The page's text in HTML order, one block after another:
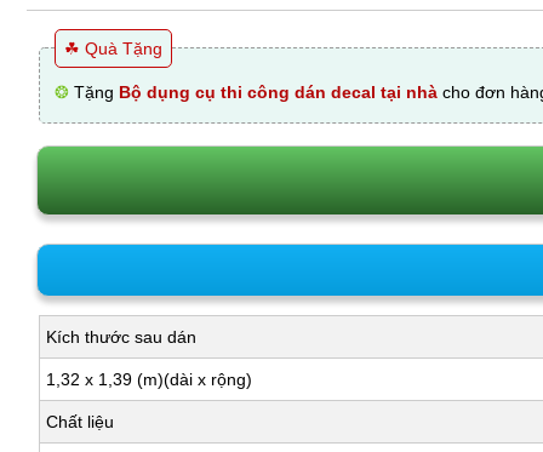
☘ Quà Tặng
❂ Tặng Bộ dụng cụ thi công dán decal tại nhà cho đơn
Kích thước sau dán
1,32 x 1,39 (m)(dài x rộng)
Chất liệu